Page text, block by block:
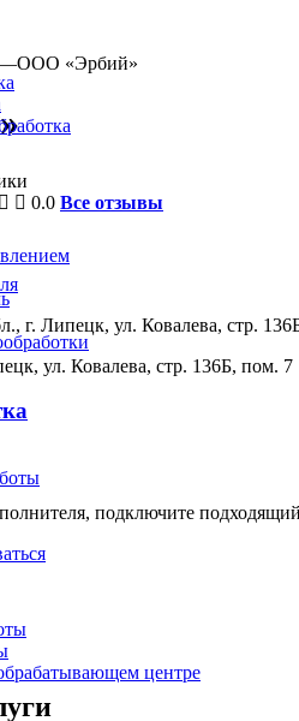
центре
ООО «Эрбий»
0.0 Все отзывы
г. Липецк, ул. Ковалева, стр.
ул. Ковалева, стр. 136Б, пом. 7
подключите подходящий